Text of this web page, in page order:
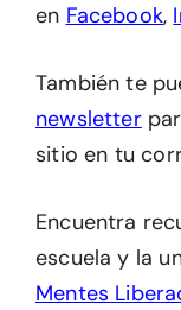
en Facebook,
También te
newsletter
sitio en tu
Encuentra
escuela y la
Mentes